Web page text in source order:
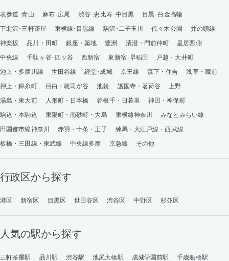
表参道･青山 麻布･広尾 渋谷･恵比寿･中目黒
目黒･白金高輪
下北沢･三軒茶屋
東横線･目黒線 駒沢･二子玉川 代々木公園
井の頭線
神楽坂
品川・田町 銀座・築地 豊洲 清澄・門前仲町
皇居西側
中央線
千駄ヶ谷･四ッ谷 西新宿 東新宿･早稲田
戸越・大井町
池上・多摩川線
世田谷線 経堂･成城 京王線 森下・住吉
浅草・蔵前
押上・錦糸町
目白・雑司が谷 池袋 護国寺・茗荷谷
上野
湯島・東大前
人形町・日本橋 谷根千・日暮里
神田・神保町
駒込・本駒込
東陽町・南砂町・大島 東横線神奈川
みなとみらい線
田園都市線神奈川
赤羽・十条・王子
練馬・大江戸線・西武線
板橋・三田線・東武線
中央線多摩 京急線 その他
行政区から探す
港区 新宿区 目黒区 世田谷区 渋谷区 中野区 杉並区
人気の駅から探す
三軒茶屋駅 品川駅 渋谷駅 池尻大橋駅 成城学園前駅
千歳船橋駅